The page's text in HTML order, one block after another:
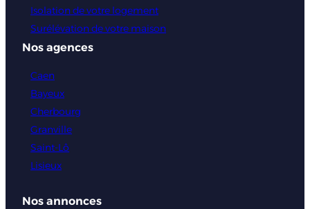
Isolation de votre logement
Surélévation de votre maison
Nos agences
Caen
Bayeux
Cherbourg
Granville
Saint-Lô
Lisieux
Nos annonces